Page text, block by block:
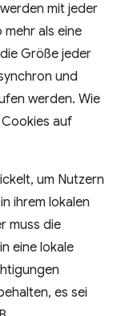
mit jeder
mehr als eine
Größe jeder
und
werden. Wie
auf
um Nutzern
ihrem lokalen
muss die
eine lokale
es sei